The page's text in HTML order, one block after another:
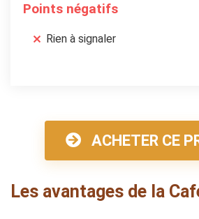
Points négatifs
Rien à signaler
ACHETER CE
Les avantages de la